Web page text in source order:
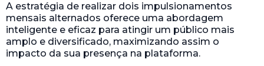
A estratégia de realizar dois impulsionamentos
mensais alternados oferece uma abordagem
inteligente e eficaz para atingir um público mais
amplo e diversificado, maximizando assim o
impacto da sua presença na plataforma.